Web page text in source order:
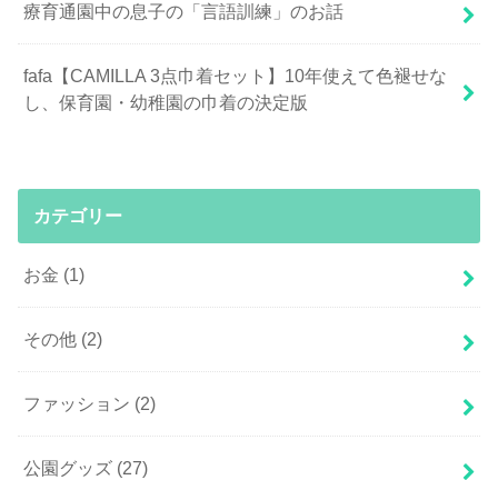
療育通園中の息子の「言語訓練」のお話
fafa【CAMILLA 3点巾着セット】10年使えて色褪せな
し、保育園・幼稚園の巾着の決定版
カテゴリー
お金 (1)
その他 (2)
ファッション (2)
公園グッズ (27)